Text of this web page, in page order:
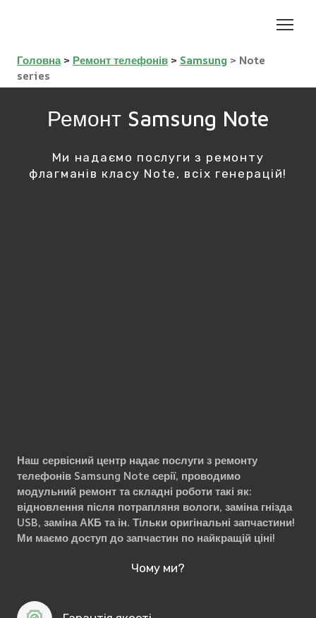
Головна> Ремонт телефонів > Samsung > Note
series
Ремонт Samsung Note
Ми надаємо послуги з ремонту
флагманів класу Note, всіх генерацій!
Наш сервісний центр надає послуги з ремонту
телефонів Samsung Note серії, проводимо
модульний ремонт та складні роботи такі як:
відновлення після потрапляня вологи, заміна гнізда
USB, заміна АКБ та ін. Тільки оригінальні запчастини!
Ми маємо доступ до запчастин по найкращій ціні!
Чому ми?